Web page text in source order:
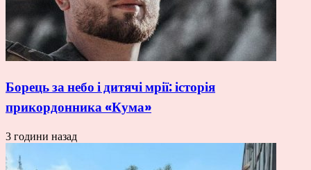
Борець за небо і дитячі мрії: історія
прикордонника «Кума»
3 години назад